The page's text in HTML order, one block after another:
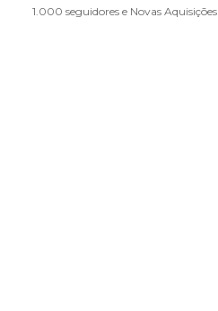
1.000 seguidores e Novas Aquisições